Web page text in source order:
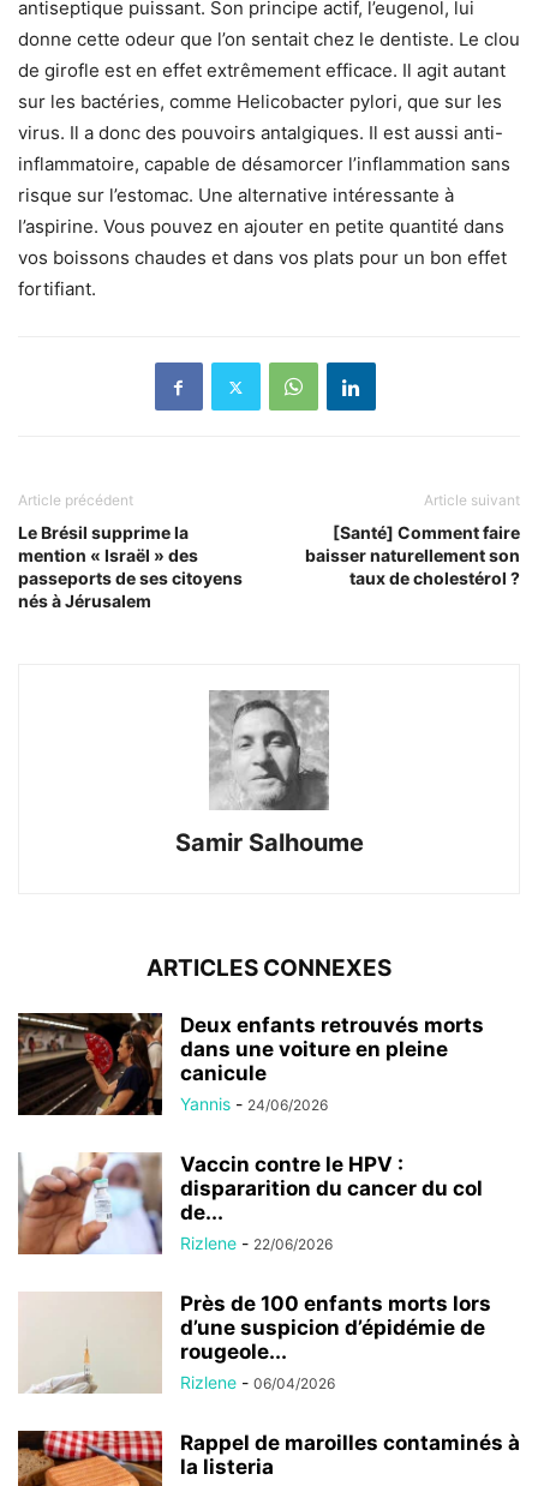
antiseptique puissant. Son principe actif, l’eugenol, lui
donne cette odeur que l’on sentait chez le dentiste. Le clou
de girofle est en effet extrêmement efficace. Il agit autant
sur les bactéries, comme Helicobacter pylori, que sur les
virus. Il a donc des pouvoirs antalgiques. Il est aussi anti-
inflammatoire, capable de désamorcer l’inflammation sans
risque sur l’estomac. Une alternative intéressante à
l’aspirine. Vous pouvez en ajouter en petite quantité dans
vos boissons chaudes et dans vos plats pour un bon effet
fortifiant.
Article précédent
Le Brésil supprime la
mention « Israël » des
passeports de ses citoyens
nés à Jérusalem
Article suivant
[Santé] Comment faire
baisser naturellement son
taux de cholestérol ?
Samir Salhoume
ARTICLES CONNEXES
Deux enfants retrouvés morts
dans une voiture en pleine
canicule
Yannis - 24/06/2026
Vaccin contre le HPV :
dispararition du cancer du col
de...
Rizlene - 22/06/2026
Près de 100 enfants morts lors
d’une suspicion d’épidémie de
rougeole...
Rizlene - 06/04/2026
Rappel de maroilles contaminés à
la listeria